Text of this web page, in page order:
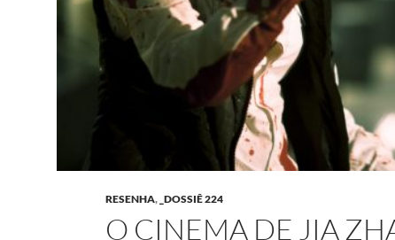
RESENHA, _DOSSIÊ 224
O CINEMA DE JIA